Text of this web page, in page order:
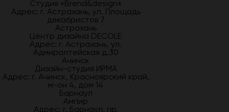
Студия «Brend&design»
Адрес: г. Астрахань, ул. Площадь
декабристов 7
Астрахань
Центр дизайна DECOLE
Адрес: г. Астрахань, ул.
Адмиралтейская д.30
Ачинск
Дизайн-студия ИРМА
Адрес: г. Ачинск, Красноярский край,
м-он 4, дом 14
Барнаул
Ампир
Адрес: г. Барнаул, пр.